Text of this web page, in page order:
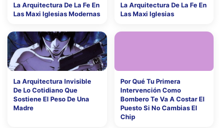
La Arquitectura De La Fe En
Las Maxi Iglesias Modernas
La Arquitectura De La Fe En
Las Maxi Iglesias
La Arquitectura Invisible
De Lo Cotidiano Que
Sostiene El Peso De Una
Madre
Por Qué Tu Primera
Intervención Como
Bombero Te Va A Costar El
Puesto Si No Cambias El
Chip